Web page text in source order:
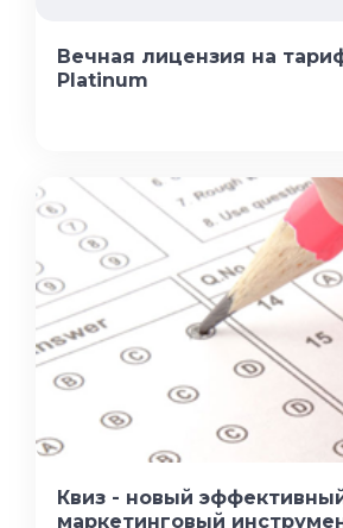
Вечная лицензия на
Platinum
Квиз - новый
маркетинговый